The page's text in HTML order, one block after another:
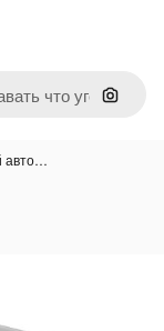
Поиск
авто…